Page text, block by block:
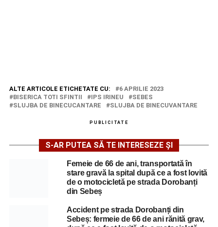
ALTE ARTICOLE ETICHETATE CU:
6 APRILIE 2023
BISERICA TOTI SFINTII
IPS IRINEU
SEBES
SLUJBA DE BINECUCANTARE
SLUJBA DE BINECUVANTARE
PUBLICITATE
S-AR PUTEA SĂ TE INTERESEZE ȘI
Femeie de 66 de ani, transportată în
stare gravă la spital după ce a fost lovită
de o motocicletă pe strada Dorobanți
din Sebeș
Accident pe strada Dorobanți din
Sebeș: fermeie de 66 de ani rănită grav,